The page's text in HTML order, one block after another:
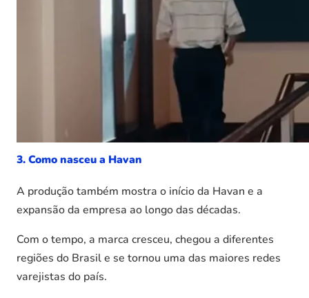
3. Como nasceu a Havan
A produção também mostra o início da Havan e a
expansão da empresa ao longo das décadas.
Com o tempo, a marca cresceu, chegou a diferentes
regiões do Brasil e se tornou uma das maiores redes
varejistas do país.